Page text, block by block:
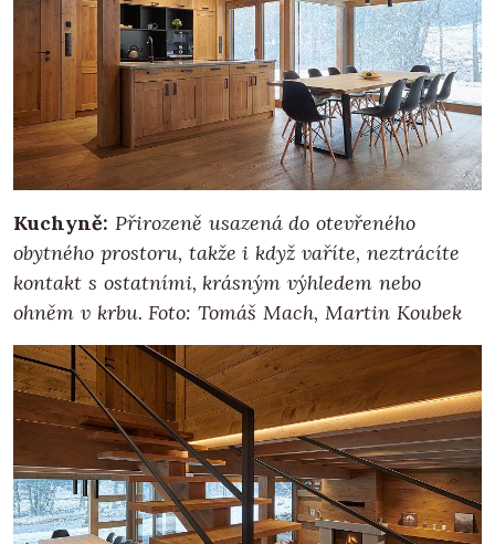
Kuchyně: Přirozeně usazená do otevřeného
obytného prostoru, takže i když vaříte, neztrácíte
kontakt s ostatními, krásným výhledem nebo
ohněm v krbu. Foto: Tomáš Mach, Martin Koubek